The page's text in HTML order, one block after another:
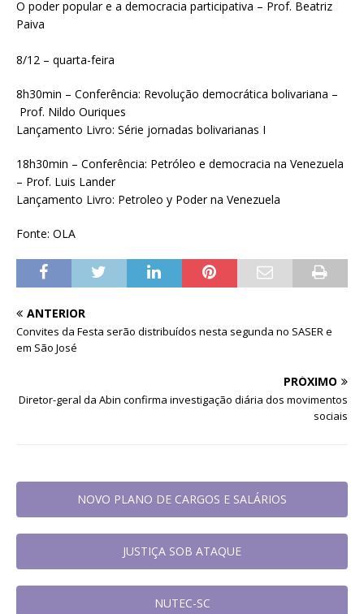
O poder popular e a democracia participativa – Prof. Beatriz
Paiva
8/12 – quarta-feira
8h30min – Conferência: Revolução democrática bolivariana –
Prof. Nildo Ouriques
Lançamento Livro: Série jornadas bolivarianas I
18h30min – Conferência: Petróleo e democracia na Venezuela
– Prof. Luis Lander
Lançamento Livro: Petroleo y Poder na Venezuela
Fonte: OLA
ANTERIOR
Convites da Festa serão distribuídos nesta segunda no SASER e
em São José
PRÓXIMO
Diretor-geral da Abin confirma investigação diária dos movimentos
sociais
NOVO PLANO DE CARGOS E SALÁRIOS
JUSTIÇA SOB ATAQUE
NUTEC-SC